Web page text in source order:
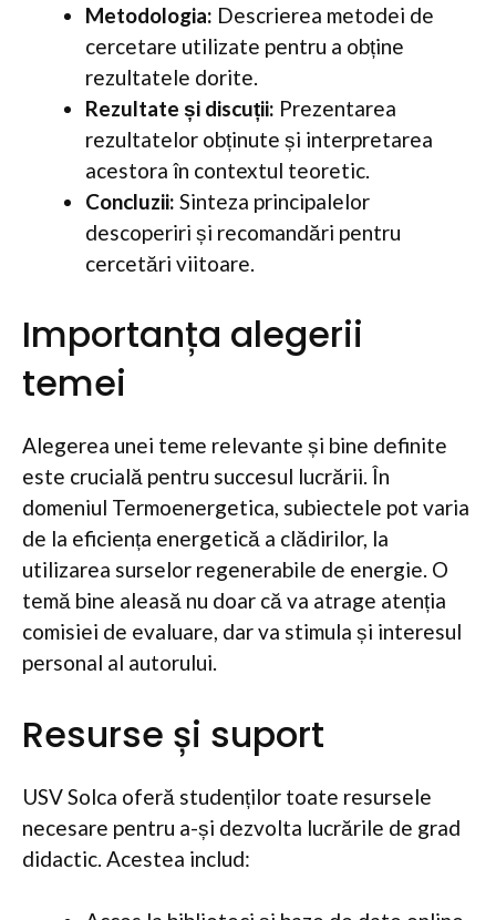
Metodologia: Descrierea metodei de
cercetare utilizate pentru a obține
rezultatele dorite.
Rezultate și discuții: Prezentarea
rezultatelor obținute și interpretarea
acestora în contextul teoretic.
Concluzii: Sinteza principalelor
descoperiri și recomandări pentru
cercetări viitoare.
Importanța alegerii
temei
Alegerea unei teme relevante și bine definite
este crucială pentru succesul lucrării. În
domeniul Termoenergetica, subiectele pot varia
de la eficiența energetică a clădirilor, la
utilizarea surselor regenerabile de energie. O
temă bine aleasă nu doar că va atrage atenția
comisiei de evaluare, dar va stimula și interesul
personal al autorului.
Resurse și suport
USV Solca oferă studenților toate resursele
necesare pentru a-și dezvolta lucrările de grad
didactic. Acestea includ: